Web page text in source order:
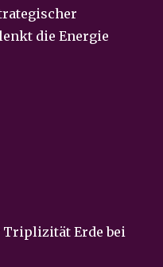
die Energie
Erde bei